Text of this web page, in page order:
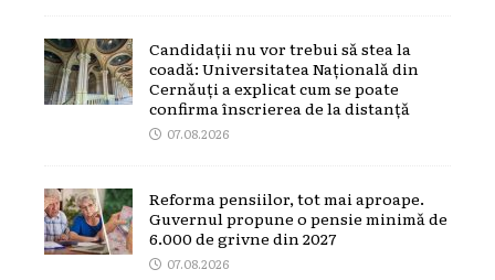
Candidații nu vor trebui să stea la
coadă: Universitatea Națională din
Cernăuți a explicat cum se poate
confirma înscrierea de la distanță
07.08.2026
Reforma pensiilor, tot mai aproape.
Guvernul propune o pensie minimă de
6.000 de grivne din 2027
07.08.2026